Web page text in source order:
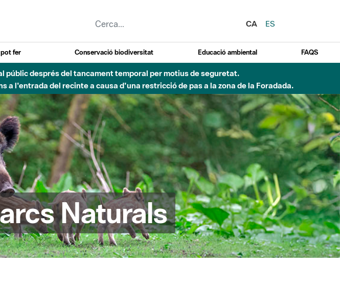
CA
ES
fer Conservació biodiversitat Educació ambiental FAQS
públic després del tancament temporal per motius de seguretat.
l'entrada del recinte a causa d'una restricció de pas a la zona de la Foradada.
Naturals